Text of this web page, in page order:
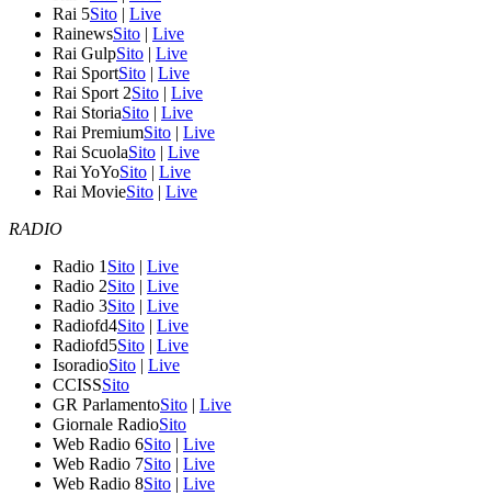
Rai 5Sito | Live
RainewsSito | Live
Rai GulpSito | Live
Rai SportSito | Live
Rai Sport 2Sito | Live
Rai StoriaSito | Live
Rai PremiumSito | Live
Rai ScuolaSito | Live
Rai YoYoSito | Live
Rai MovieSito | Live
RADIO
Radio 1 Sito | Live
Radio 2Sito | Live
Radio 3Sito | Live
Radiofd4Sito | Live
Radiofd5Sito | Live
IsoradioSito | Live
CCISSSito
GR ParlamentoSito | Live
Giornale RadioSito
Web Radio 6Sito | Live
Web Radio 7Sito | Live
Web Radio 8Sito | Live